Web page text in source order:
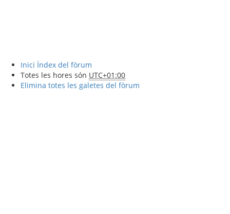
Inici Índex del fòrum
Totes les hores són UTC+01:00
Elimina totes les galetes del fòrum